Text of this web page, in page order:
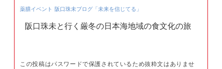
薬膳イベント 阪口珠未ブログ「未来を信じてる」
阪口珠未と行く厳冬の日本海地域の食文化の旅
この投稿はパスワードで保護されているため抜粋文はありませ